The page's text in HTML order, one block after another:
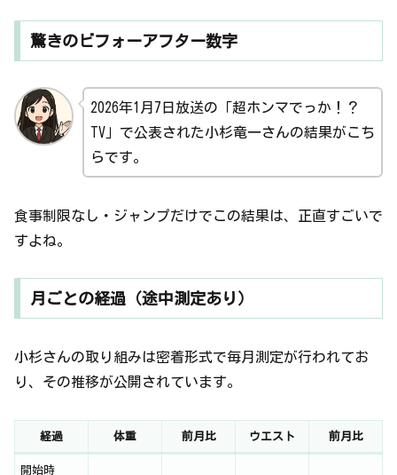
驚きのビフォーアフター数字
2026年1月7日放送の「超ホンマでっか！？
TV」で公表された小杉竜一さんの結果がこち
らです。
食事制限なし・ジャンプだけでこの結果は、正直すごいで
すよね。
月ごとの経過（途中測定あり）
小杉さんの取り組みは密着形式で毎月測定が行われてお
り、その推移が公開されています。
経過 体重 前月比 ウエスト 前月比
開始時